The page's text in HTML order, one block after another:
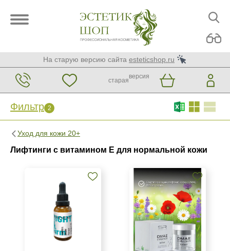
На старую версию сайта esteticshop.ru
старая
версия
Фильтр 2
Уход для кожи 20+
Лифтинги с витамином E для нормальной кожи
Фильтр 2 Сброс